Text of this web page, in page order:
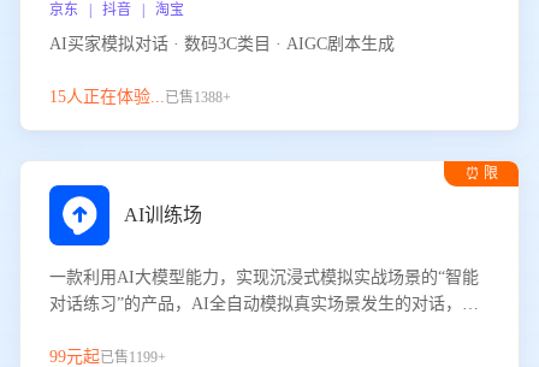
京东 | 抖音 | 淘宝
AI买家模拟对话 · 数码3C类目 · AIGC剧本生成
15人正在体验...已售1388+
⏰ 限
AI训练场
一款利用AI大模型能力，实现沉浸式模拟实战场景的“智能
对话练习”的产品，AI全自动模拟真实场景发生的对话，企
服能力。
99元起已售1199+